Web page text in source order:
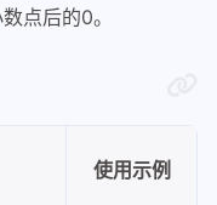
点后的0。
使用示例